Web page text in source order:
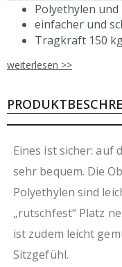
Polyethylen
einfacher und
Tragkraft 150
Rückenlehne mit
handlich, leicht,
platzsparend
Sitz-H. 46 cm, -
Passende
(CE0803010,
weiterlesen >>
Eines ist sicher: auf
sehr bequem. Die
Polyethylen sind
„rutschfest“ Platz
ist zudem leicht
Sitzgefühl.